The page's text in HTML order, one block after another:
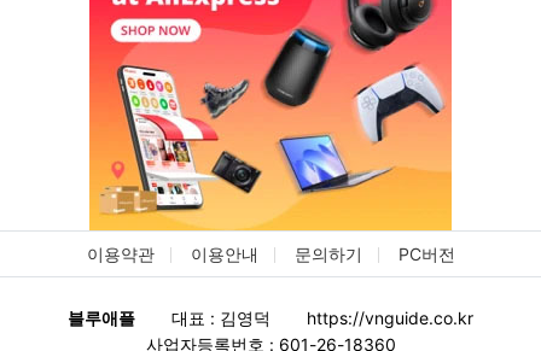
이용약관 이용안내 문의하기 PC버전
블루애플 대표 : 김영덕
https://vnguide.co.kr
사업자등록번호 : 601-26-18360